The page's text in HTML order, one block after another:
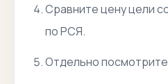
Сравните цену цели
по РСЯ.
Отдельно